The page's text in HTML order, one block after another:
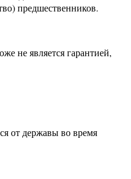
предшественников.
не является гарантией,
от державы во время